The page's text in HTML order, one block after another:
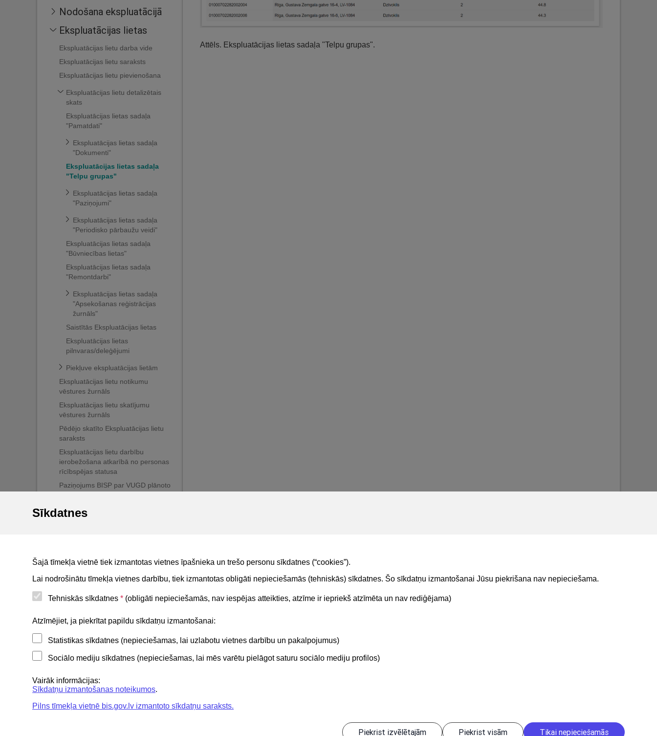
Sīkdatnes
Šajā tīmekļa vietnē tiek izmantotas vietnes īpašnieka un trešo personu sīkdatnes (“cookies”).
Lai nodrošinātu tīmekļa vietnes darbību, tiek izmantotas obligāti nepieciešamās (tehniskās) sīkdatnes. Šo sīkdatņu izmantošanai Jūsu piekrišana nav nepieciešama.
Tehniskās sīkdatnes * (obligāti nepieciešamās, nav iespējas atteikties, atzīme ir iepriekš atzīmēta un nav rediģējama)
Atzīmējiet, ja piekrītat papildu sīkdatņu izmantošanai:
Statistikas sīkdatnes (nepieciešamas, lai uzlabotu vietnes darbību un pakalpojumus)
Sociālo mediju sīkdatnes (nepieciešamas, lai mēs varētu pielāgot saturu sociālo mediju profilos)
Vairāk informācijas:
Sīkdatņu izmantošanas noteikumos.
Pilns tīmekļa vietnē bis.gov.lv izmantoto sīkdatņu saraksts.
Piekrist izvēlētajām Piekrist visām Tikai nepieciešamās
Nodošana ekspluatācijā
Ekspluatācijas lietas
Ekspluatācijas lietu darba vide
Ekspluatācijas lietu saraksts
Ekspluatācijas lietu pievienošana
Ekspluatācijas lietu detalizētais
skats
Ekspluatācijas lietas sadaļa
"Pamatdati"
Ekspluatācijas lietas sadaļa
"Dokumenti"
Ekspluatācijas lietas sadaļa
"Telpu grupas"
Ekspluatācijas lietas sadaļa
"Paziņojumi"
Ekspluatācijas lietas sadaļa
"Periodisko pārbaužu veidi"
Ekspluatācijas lietas sadaļa
"Būvniecības lietas"
Ekspluatācijas lietas sadaļa
"Remontdarbi"
Ekspluatācijas lietas sadaļa
"Apsekošanas reģistrācijas
žurnāls"
Saistītās Ekspluatācijas lietas
Ekspluatācijas lietas
pilnvaras/deleģējumi
Piekļuve ekspluatācijas lietām
Ekspluatācijas lietu notikumu
vēstures žurnāls
Ekspluatācijas lietu skatījumu
vēstures žurnāls
Pēdējo skatīto Ekspluatācijas lietu
saraksts
Ekspluatācijas lietu darbību
ierobežošana atkarībā no personas
rīcībspējas statusa
Paziņojums BISP par VUGD plānoto
Māju lietas
For non-residents
Attēls. Ekspluatācijas lietas sadaļa "Telpu grupas".
Noderīgi
Privātuma politika
BIS lietošanas noteikumi
BIS atbalsta dienesta tālrunis: